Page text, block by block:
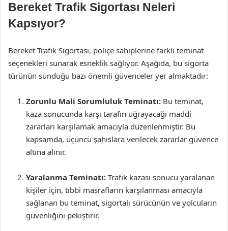
Bereket Trafik Sigortası Neleri
Kapsıyor?
Bereket Trafik Sigortası, poliçe sahiplerine farklı teminat
seçenekleri sunarak esneklik sağlıyor. Aşağıda, bu sigorta
türünün sunduğu bazı önemli güvenceler yer almaktadır:
Zorunlu Mali Sorumluluk Teminatı: Bu teminat,
kaza sonucunda karşı tarafın uğrayacağı maddi
zararları karşılamak amacıyla düzenlenmiştir. Bu
kapsamda, üçüncü şahıslara verilecek zararlar güvence
altına alınır.
Yaralanma Teminatı: Trafik kazası sonucu yaralanan
kişiler için, tıbbi masrafların karşılanması amacıyla
sağlanan bu teminat, sigortalı sürücünün ve yolcuların
güvenliğini pekiştirir.